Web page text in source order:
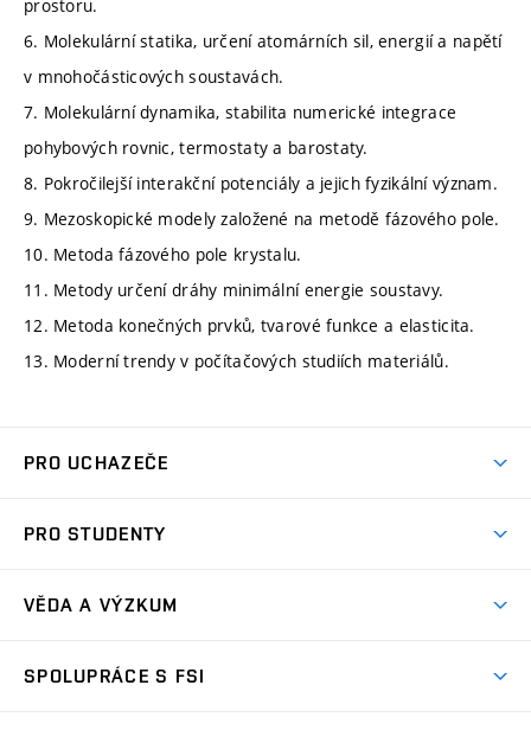
prostoru.
6. Molekulární statika, určení atomárních sil, energií a napětí
v mnohočásticových soustavách.
7. Molekulární dynamika, stabilita numerické integrace
pohybových rovnic, termostaty a barostaty.
8. Pokročilejší interakční potenciály a jejich fyzikální význam.
9. Mezoskopické modely založené na metodě fázového pole.
10. Metoda fázového pole krystalu.
11. Metody určení dráhy minimální energie soustavy.
12. Metoda konečných prvků, tvarové funkce a elasticita.
13. Moderní trendy v počítačových studiích materiálů.
PRO UCHAZEČE
Ambasadoři studia
Zápisy
PRO STUDENTY
Studijní předpisy
VĚDA A VÝZKUM
SPOLUPRÁCE S FSI